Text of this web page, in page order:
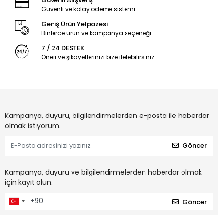
Güvenli ve kolay ödeme sistemi
Geniş Ürün Yelpazesi
Binlerce ürün ve kampanya seçeneği
7 / 24 DESTEK
Öneri ve şikayetlerinizi bize iletebilirsiniz.
Kampanya, duyuru, bilgilendirmelerden e-posta ile haberdar
olmak istiyorum.
Gönder
Kampanya, duyuru ve bilgilendirmelerden haberdar olmak
için kayıt olun.
Gönder